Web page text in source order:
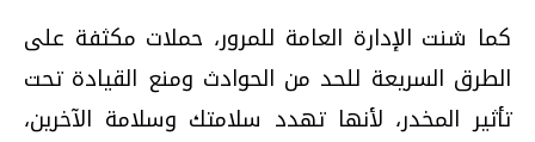
كما شنت اﻹدارة العامة للمرور، حملات مكثفة على
الطرق السريعة للحد من الحوادث ومنع القيادة تحت
تأثير المخدر، لأنها تهدد سلامتك وسلامة الآخرين،